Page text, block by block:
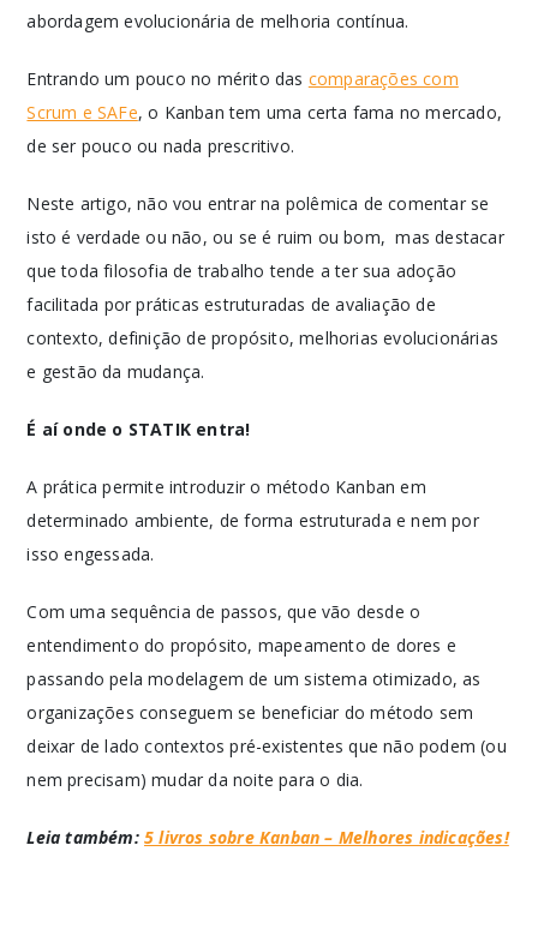
abordagem evolucionária de melhoria contínua.
Entrando um pouco no mérito das comparações com
Scrum e SAFe, o Kanban tem uma certa fama no mercado,
de ser pouco ou nada prescritivo.
Neste artigo, não vou entrar na polêmica de comentar se
isto é verdade ou não, ou se é ruim ou bom, mas destacar
que toda filosofia de trabalho tende a ter sua adoção
facilitada por práticas estruturadas de avaliação de
contexto, definição de propósito, melhorias evolucionárias
e gestão da mudança.
É aí onde o STATIK entra!
A prática permite introduzir o método Kanban em
determinado ambiente, de forma estruturada e nem por
isso engessada.
Com uma sequência de passos, que vão desde o
entendimento do propósito, mapeamento de dores e
passando pela modelagem de um sistema otimizado, as
organizações conseguem se beneficiar do método sem
deixar de lado contextos pré-existentes que não podem (ou
nem precisam) mudar da noite para o dia.
Leia também:5 livros sobre Kanban – Melhores indicações!